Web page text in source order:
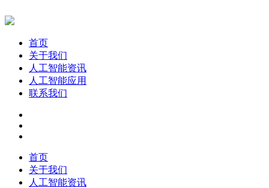
首页
关于我们
人工智能资讯
人工智能应用
联系我们
首页
关于我们
人工智能资讯